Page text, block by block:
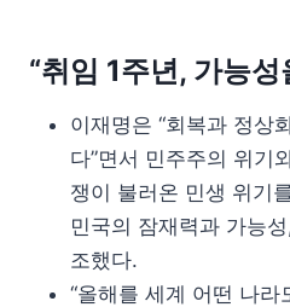
“취임 1주년, 가능성
이재명은 “회복과 정상
다”면서 민주주의 위기
쟁이 불러온 민생 위기
민국의 잠재력과 가능
조했다.
“올해를 세계 어떤 나라